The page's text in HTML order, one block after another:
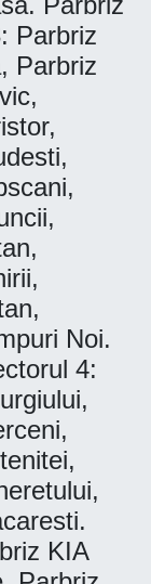
Parbriz
Parbriz
Noi.
4:
KIA